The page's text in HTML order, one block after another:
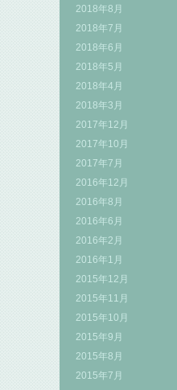
2018年8月
2018年7月
2018年6月
2018年5月
2018年4月
2018年3月
2017年12月
2017年10月
2017年7月
2016年12月
2016年8月
2016年6月
2016年2月
2016年1月
2015年12月
2015年11月
2015年10月
2015年9月
2015年8月
2015年7月